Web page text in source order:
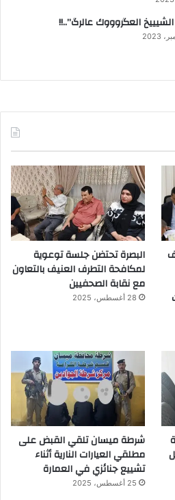
الشيييخ العگروووك عالرگ”..!!
البصرة تحتضن جلسة توعوية
لمكافحة التطرف العنيف بالتعاون
مع نقابة الصحفيين
28 أغسطس، 2025
شرطة ميسان تلقي القبض على
مطلقي العيارات النارية أثناء
تشييع جنائزي في العمارة
25 أغسطس، 2025